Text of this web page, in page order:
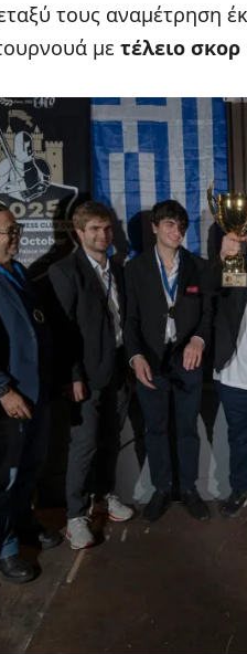
τους αναμέτρηση
με τέλειο